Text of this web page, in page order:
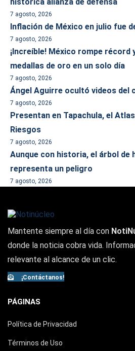
7 agosto, 2026
Inflación de México en julio fue
7 agosto, 2026
¡Increíble! México rompe récord
medallas de oro en un solo día
7 agosto, 2026
Ángel Aguirre ocultó videos del
7 agosto, 2026
Presentan en Tapachula, el
Riesgos
7 agosto, 2026
Aunque con historia, el árbol de
representa un peligro
7 agosto, 2026
Mantente siempre al día con
donde la noticia cobra vida.
relevante al alcance de un clic.
¡Contáctanos!
PÁGINAS
Política de Privacidad
Términos de Uso